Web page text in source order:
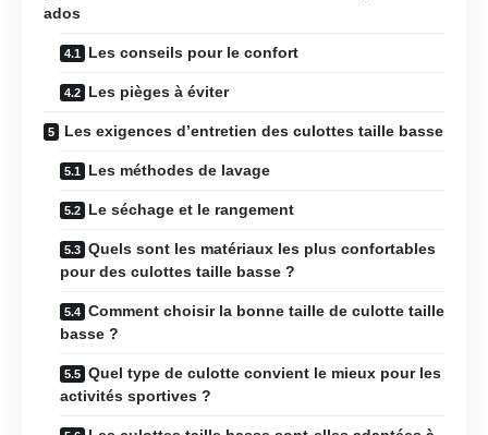
ados
Les conseils pour le confort
Les pièges à éviter
Les exigences d’entretien des culottes taille basse
Les méthodes de lavage
Le séchage et le rangement
Quels sont les matériaux les plus confortables
pour des culottes taille basse ?
Comment choisir la bonne taille de culotte taille
basse ?
Quel type de culotte convient le mieux pour les
activités sportives ?